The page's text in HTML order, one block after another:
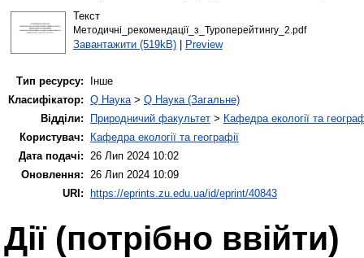
Текст
Методичні_рекомендації_з_Туроперейтингу_2.pdf
Завантажити (519kB)| Preview
Тип ресурсу:
Інше
Класифікатор: Q Наука> Q Наука (Загальне)
Відділи:
Природничий факультет > Кафедра екології та
Користувач:
Кафедра екології та географії
Дата подачі: 26 Лип 2024 10:02
Оновлення: 26 Лип 2024 10:09
URI:
https://eprints.zu.edu.ua/id/eprint/40843
Дії ​​(потрібно ввійти)